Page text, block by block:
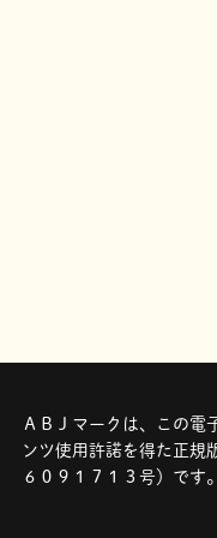
ＡＢＪマークは、この電
ンツ使用許諾を得た正規
６０９１７１３号）です。